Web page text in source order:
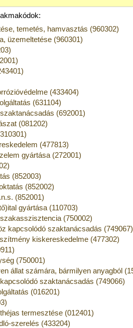
temetés, hamvasztás (960302)
üzemeltetése (960301)
(433404)
(631104)
(692001)
(081202)
(477813)
gyártása (272001)
(852003)
(852002)
(852001)
gyártása (110703)
(750002)
kapcsolódó szaktanácsadás (749067)
kiskereskedelme (477302)
(750001)
állat számára, bármilyen anyagból
szaktanácsadás (749066)
(016201)
termesztése (012401)
szerelés (433204)